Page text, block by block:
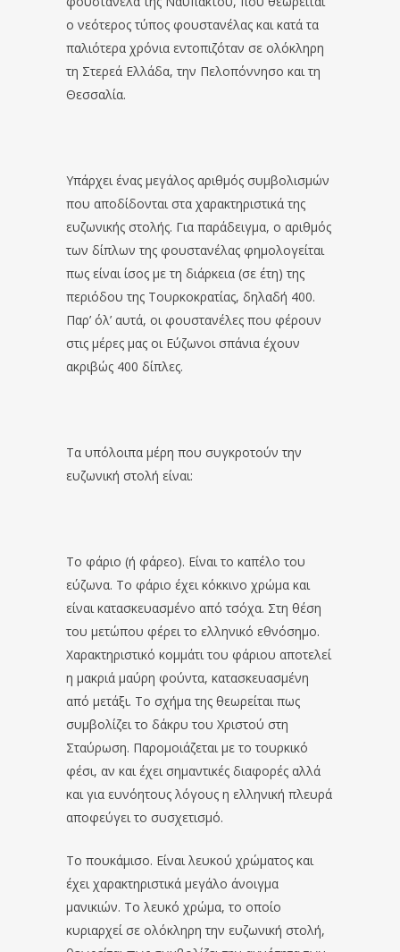
ο νεότερος τύπος φουστανέλας και κατά τα
παλιότερα χρόνια εντοπιζόταν σε ολόκληρη
τη Στερεά Ελλάδα, την Πελοπόννησο και τη
Θεσσαλία.
Υπάρχει ένας μεγάλος αριθμός συμβολισμών
που αποδίδονται στα χαρακτηριστικά της
ευζωνικής στολής. Για παράδειγμα, ο αριθμός
των δίπλων της φουστανέλας φημολογείται
πως είναι ίσος με τη διάρκεια (σε έτη) της
περιόδου της Τουρκοκρατίας, δηλαδή 400.
Παρ’ όλ’ αυτά, οι φουστανέλες που φέρουν
στις μέρες μας οι Εύζωνοι σπάνια έχουν
ακριβώς 400 δίπλες.
Τα υπόλοιπα μέρη που συγκροτούν την
ευζωνική στολή είναι:
Το φάριο (ή φάρεο). Είναι το καπέλο του
εύζωνα. Το φάριο έχει κόκκινο χρώμα και
είναι κατασκευασμένο από τσόχα. Στη θέση
του μετώπου φέρει το ελληνικό εθνόσημο.
Χαρακτηριστικό κομμάτι του φάριου αποτελεί
η μακριά μαύρη φούντα, κατασκευασμένη
από μετάξι. Το σχήμα της θεωρείται πως
συμβολίζει το δάκρυ του Χριστού στη
Σταύρωση. Παρομοιάζεται με το τουρκικό
φέσι, αν και έχει σημαντικές διαφορές αλλά
και για ευνόητους λόγους η ελληνική πλευρά
αποφεύγει το συσχετισμό.
Το πουκάμισο. Είναι λευκού χρώματος και
έχει χαρακτηριστικά μεγάλο άνοιγμα
μανικιών. Το λευκό χρώμα, το οποίο
κυριαρχεί σε ολόκληρη την ευζωνική στολή,